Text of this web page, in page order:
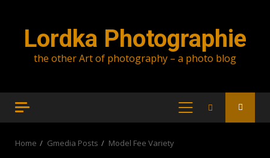
Lordka Photographie
the other Art of photography – a photo blog
PRIMARY
Home Gmedia Posts Model Fee Variety